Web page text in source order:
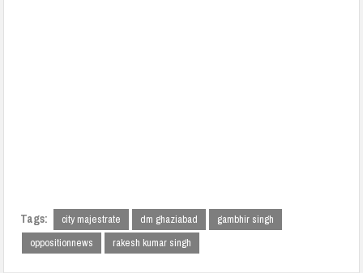
Tags: city majestrate dm ghaziabad
gambhir singh
oppositionnews
rakesh kumar singh